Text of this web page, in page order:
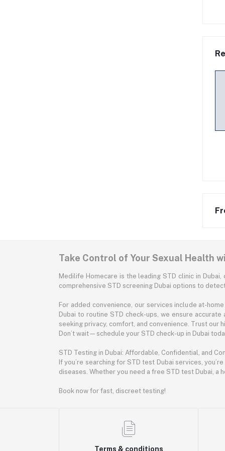
Take Control of Your Sexual Health
Medilife Homecare is the leading STD clinic in
comprehensive STD screening Dubai options to
For added convenience, our services include at-
Dubai to routine STD check-ups, we ensure
seeking privacy, comfort, and convenience. Trust
Don’t wait—schedule your STD check-up in Dubai
STD Testing in Dubai: Affordable, Confidential, and
If you’re searching for STD test Dubai services,
diseases. Whether you need a free STD test Dubai,
Book now for fast, discreet testing!
Terms & conditions